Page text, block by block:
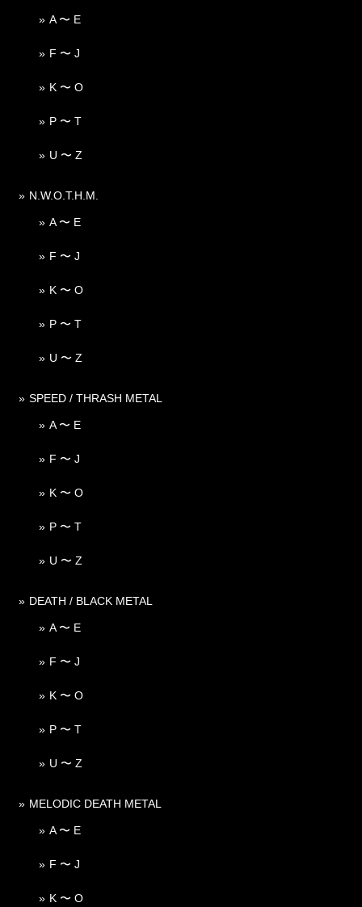
A 〜 E
F 〜 J
K 〜 O
P 〜 T
U 〜 Z
N.W.O.T.H.M.
A 〜 E
F 〜 J
K 〜 O
P 〜 T
U 〜 Z
SPEED / THRASH METAL
A 〜 E
F 〜 J
K 〜 O
P 〜 T
U 〜 Z
DEATH / BLACK METAL
A 〜 E
F 〜 J
K 〜 O
P 〜 T
U 〜 Z
MELODIC DEATH METAL
A 〜 E
F 〜 J
K 〜 O